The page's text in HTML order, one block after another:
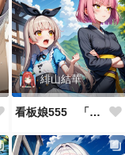
緋山結華
看板娘555 「帰還、そして目覚め。」